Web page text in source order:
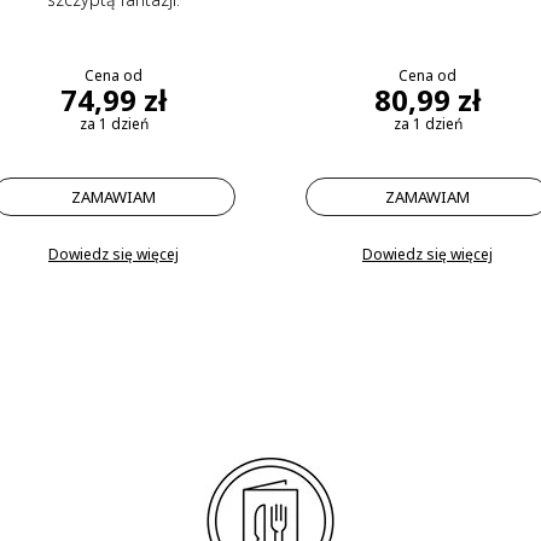
Cena od
74,99 zł
za 1 dzień
ZAMAWIAM
Dowiedz się więcej
Cena od
80,99 zł
za 1 dzień
ZAMAWIAM
Dowiedz się więcej